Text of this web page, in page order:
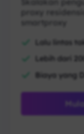
proxy
smartproxy
Lalu lintas
Lebih dari
Biaya yang